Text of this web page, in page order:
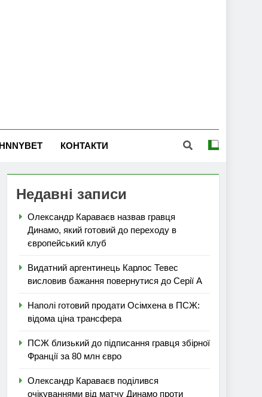
КОНТАКТИ
Недавні записи
Олександр Караваєв назвав гравця
Динамо, який готовий до переходу в
європейський клуб
Видатний аргентинець Карлос Тевес
висловив бажання повернутися до Серії А
Наполі готовий продати Осімхена в ПСЖ:
відома ціна трансфера
ПСЖ близький до підписання гравця збірної
Франції за 80 млн євро
Олександр Караваєв поділився
очікуваннями від матчу Динамо проти